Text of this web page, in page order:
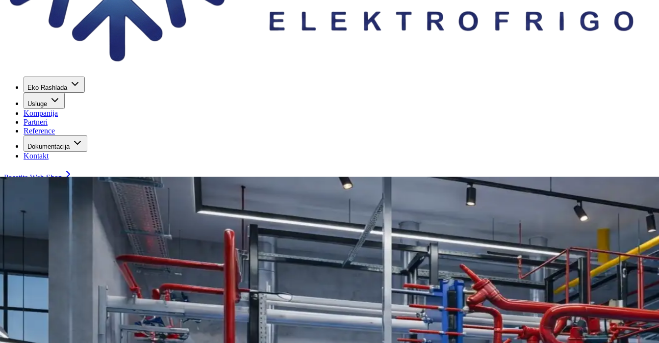
Eko Rashlada
Usluge
Kompanija
Partneri
Reference
Dokumentacija
Kontakt
Posetite Web Shop